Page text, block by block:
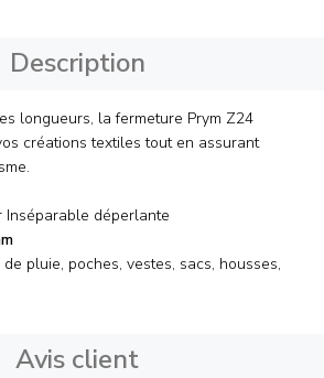
Description
longueurs, la fermeture Prym Z24
créations textiles tout en assurant
Inséparable déperlante
pluie, poches, vestes, sacs, housses,
Avis client